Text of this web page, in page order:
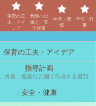
ブログ
保育の工夫・アイデア
指導計画
年カリ、月案、週案など園で作成する書類の参考例です。
安全・健康
保育の工
夫・アイ
デア
危険への
備え・安
全対策
生活・習
慣
季節・行
事